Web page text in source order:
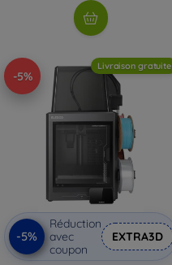
-5%
Livraison gratuite
-5%
Réduction
avec
coupon
EXTRA3D